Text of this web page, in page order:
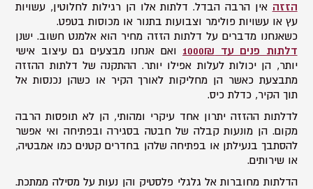
הזזה אין הרבה הבדל. דלתות אלו הן רגילות לחלוטין, עשויות
עץ או עשויות פולימר וצבועות בתנור או מכוסות בטפט.
כשאנחנו מדברים על דלתות הזזה מחיר הוא אלמנט חשוב. ישנן
דלתות פנים עד 1000₪
ואם אנחנו מבצעים גם עיצוב אישי
יותר, הן יכולות לעלות אפילו יותר. ההתקנה של דלתות ההזזה
מתבצעת כאשר הן מחליקות לאורך הקיר או כשהן נכנסות אל
תוך הקיר, כדלת כיס.
לדלתות ההזזה יתרון אחד עיקרי ומהותי, הן לא תופסות הרבה
מקום. הן מונעות קבלה של חבטה בסגירה ובפתיחה ואי אפשר
להסתבך בנעילתן או בפתיחה שלהן בחדרים קטנים כמו אמבטיה,
או שירותים.
הדלתות מחוברות אל גלגלי פלסטיק והן נעות על מסילה ממתכת.